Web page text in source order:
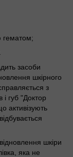
гематом;
засоби
шкірного
з
губ "Доктор
активізують
шкіри
яка не